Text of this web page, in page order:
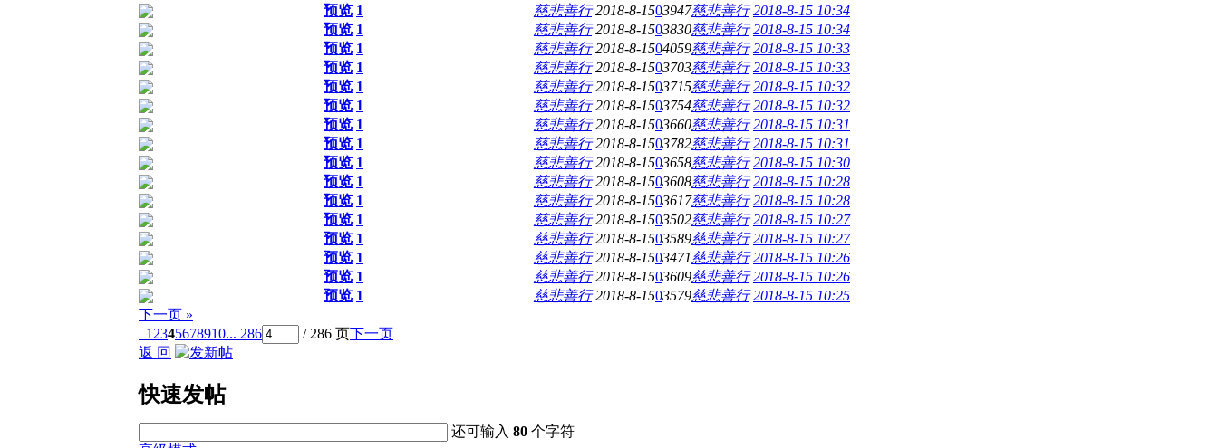
预览 1 慈悲善行 2018-8-1503947慈悲善行 2018-8-15 10:34
预览 1 慈悲善行 2018-8-1503830慈悲善行 2018-8-15 10:34
预览 1 慈悲善行 2018-8-1504059慈悲善行 2018-8-15 10:33
预览 1 慈悲善行 2018-8-1503703慈悲善行 2018-8-15 10:33
预览 1 慈悲善行 2018-8-1503715慈悲善行 2018-8-15 10:32
预览 1 慈悲善行 2018-8-1503754慈悲善行 2018-8-15 10:32
预览 1 慈悲善行 2018-8-1503660慈悲善行 2018-8-15 10:31
预览 1 慈悲善行 2018-8-1503782慈悲善行 2018-8-15 10:31
预览 1 慈悲善行 2018-8-1503658慈悲善行 2018-8-15 10:30
预览 1 慈悲善行 2018-8-1503608慈悲善行 2018-8-15 10:28
预览 1 慈悲善行 2018-8-1503617慈悲善行 2018-8-15 10:28
预览 1 慈悲善行 2018-8-1503502慈悲善行 2018-8-15 10:27
预览 1 慈悲善行 2018-8-1503589慈悲善行 2018-8-15 10:27
预览 1 慈悲善行 2018-8-1503471慈悲善行 2018-8-15 10:26
预览 1 慈悲善行 2018-8-1503609慈悲善行 2018-8-15 10:26
预览 1 慈悲善行 2018-8-1503579慈悲善行 2018-8-15 10:25
下一页 »
1 2345678910... 286 / 286 页下一页
返 回
快速发帖
还可输入80 个字符